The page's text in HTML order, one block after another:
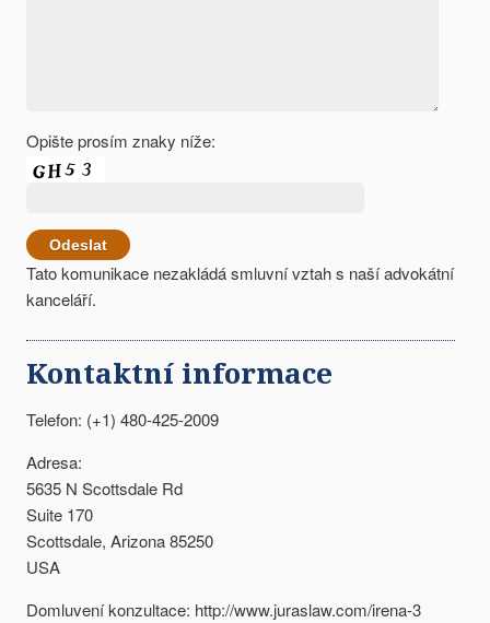
Opište prosím znaky níže:
Tato komunikace nezakládá smluvní vztah s naší advokátní
kanceláří.
Kontaktní informace
Telefon: (+1) 480-425-2009
Adresa:
5635 N Scottsdale Rd
Suite 170
Scottsdale, Arizona 85250
USA
Domluvení konzultace: http://www.juraslaw.com/irena-3